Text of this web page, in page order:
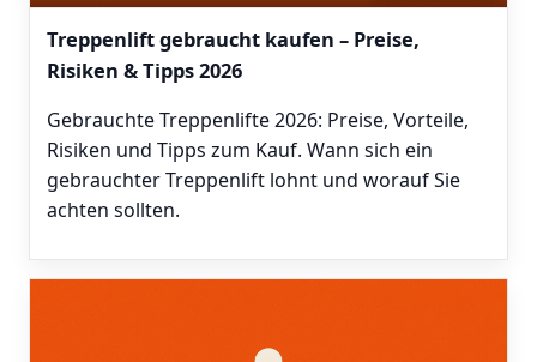
Treppenlift gebraucht kaufen – Preise,
Risiken & Tipps 2026
Gebrauchte Treppenlifte 2026: Preise, Vorteile,
Risiken und Tipps zum Kauf. Wann sich ein
gebrauchter Treppenlift lohnt und worauf Sie
achten sollten.